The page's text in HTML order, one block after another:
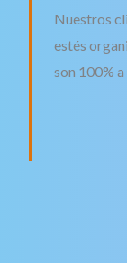
Nuestros
estés
son 100%